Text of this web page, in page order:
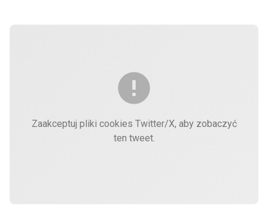
Zaakceptuj pliki cookies Twitter/X, aby zobaczyć
ten tweet.